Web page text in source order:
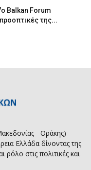
Balkan Forum
της...
- Θράκης)
Ελλάδα δίνοντας της
στις πολιτικές και